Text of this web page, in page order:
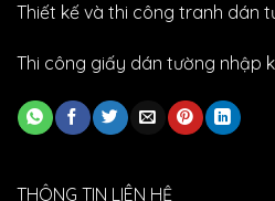
Thiết kế và thi công tranh dán
Thi công giấy dán tường nhập
THÔNG TIN LIÊN HỆ